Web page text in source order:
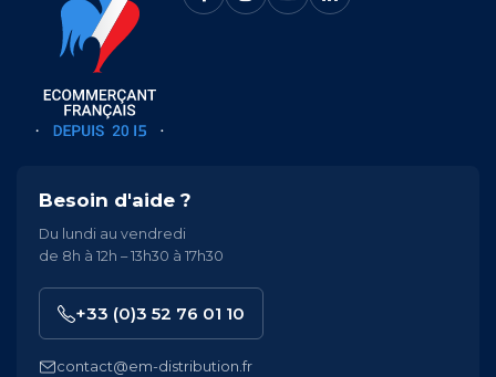
Besoin d'aide ?
Du lundi au vendredi
de 8h à 12h – 13h30 à 17h30
+33 (0)3 52 76 01 10
contact@em-distribution.fr